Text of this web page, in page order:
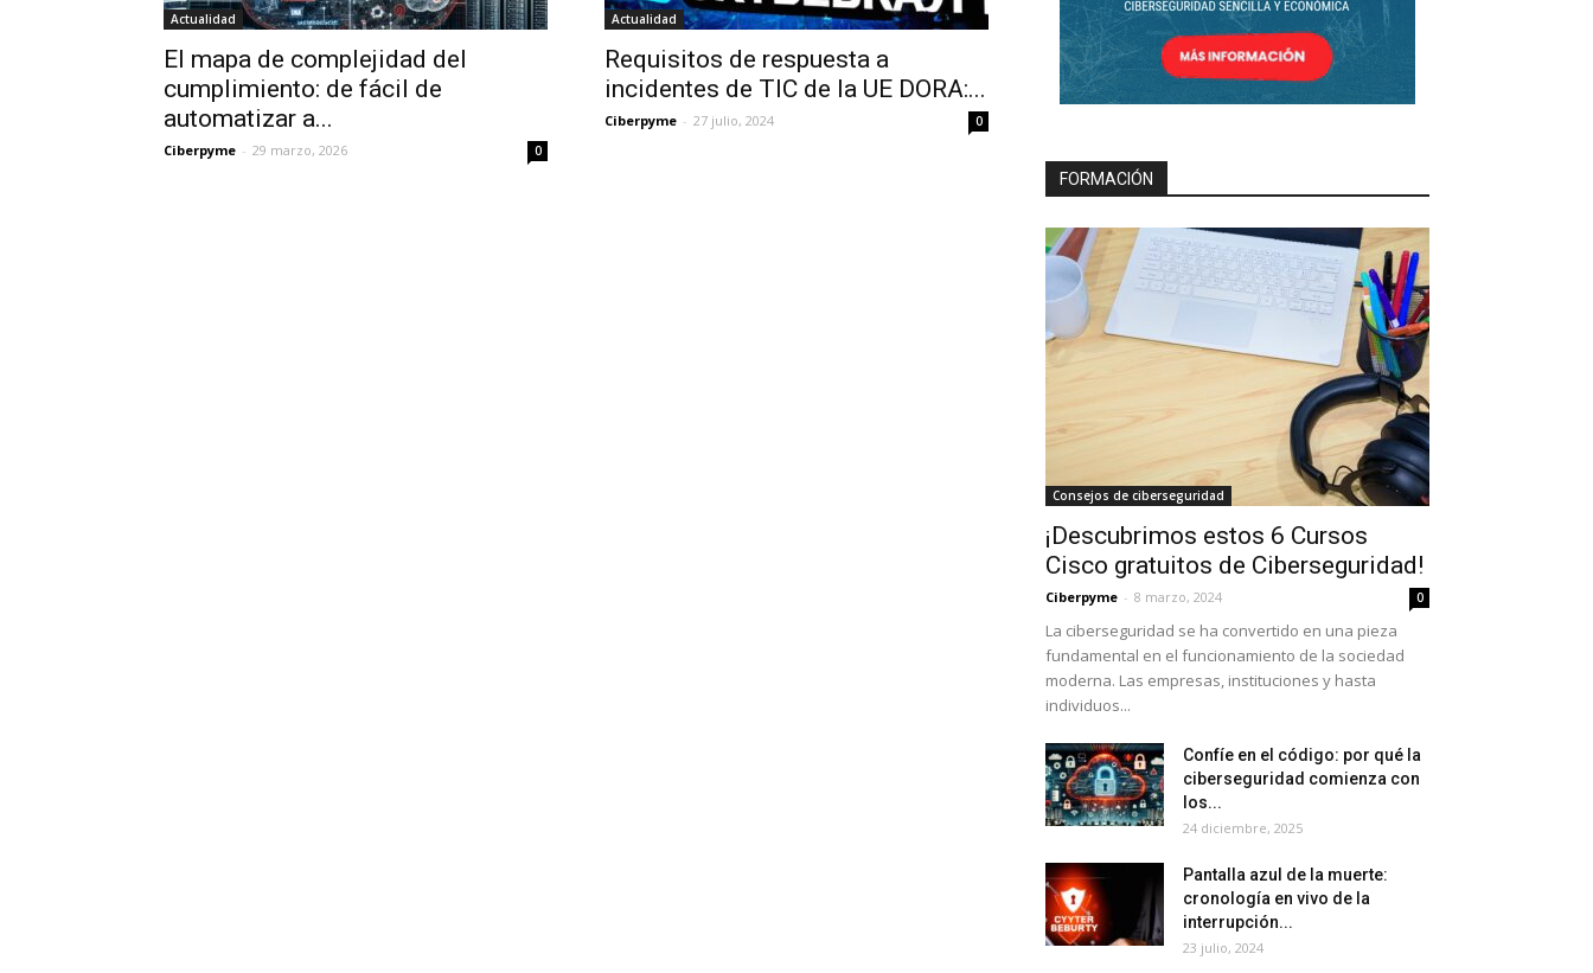
Actualidad
El mapa de complejidad del
cumplimiento: de fácil de
automatizar a...
Ciberpyme - 29 marzo, 2026 0
Actualidad
Requisitos de respuesta a
incidentes de TIC de la UE DORA:...
Ciberpyme - 27 julio, 2024 0
FORMACIÓN
Consejos de ciberseguridad
¡Descubrimos estos 6 Cursos
Cisco gratuitos de Ciberseguridad!
Ciberpyme - 8 marzo, 2024 0
La ciberseguridad se ha convertido en una pieza
fundamental en el funcionamiento de la sociedad
moderna. Las empresas, instituciones y hasta
individuos...
Confíe en el código: por qué la
ciberseguridad comienza con
los...
24 diciembre, 2025
Pantalla azul de la muerte:
cronología en vivo de la
interrupción...
23 julio, 2024